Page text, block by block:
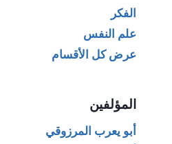
الفكر
علم النفس
عرض كل الأقسام
المؤلفين
أبو يعرب المرزوقي